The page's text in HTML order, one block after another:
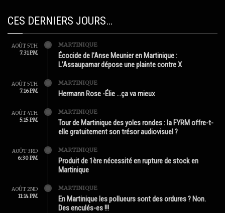
CES DERNIERS JOURS…
AOÛT 5TH
7:31 PM
MARTINIQUE
Écocide de l’Anse Meunier en Martinique :
L’Assaupamar dépose une plainte contre X
AOÛT 5TH
7:16 PM
MARTINIQUE
Hermann Rose -Élie …ça va mieux
AOÛT 4TH
5:15 PM
MARTINIQUE
Tour de Martinique des yoles rondes : la FYRM offre-t-
elle gratuitement son trésor audiovisuel ?
AOÛT 3RD
6:30 PM
MARTINIQUE
Produit de 1ère nécessité en rupture de stock en
Martinique
AOÛT 2ND
11:14 PM
MARTINIQUE
En Martinique les pollueurs sont des ordures ? Non.
Des enculés-es !!!